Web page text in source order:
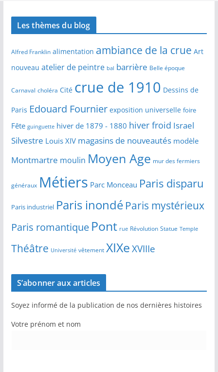
Les thèmes du blog
Alfred Franklin alimentation ambiance de la crue Art
nouveau atelier de peintre bal barrière Belle époque
Carnaval choléra Cité crue de 1910 Dessins de
Paris Edouard Fournier exposition universelle foire
Fête guinguette hiver de 1879 - 1880 hiver froid Israel
Silvestre Louis XIV magasins de nouveautés modèle
Montmartre moulin Moyen Age mur des fermiers
généraux Métiers Parc Monceau Paris disparu
Paris industriel Paris inondé Paris mystérieux
Paris romantique Pont rue Révolution Statue Temple
Théâtre Université vêtement XIXeXVIIIe
S’abonner aux articles
Soyez informé de la publication de nos dernières histoires
Votre prénom et nom